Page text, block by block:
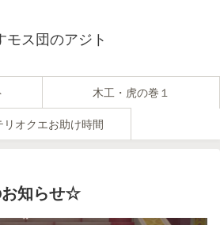
モス団のアジト
木工・虎の巻１
リオクエお助け時間
お知らせ☆